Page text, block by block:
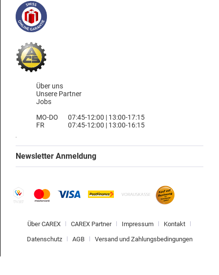
Über uns
Unsere Partner
Jobs
MO-DO
FR
07:45-12:00 | 13:00-17:15
07:45-12:00 | 13:00-16:15
Newsletter Anmeldung
Über CAREX CAREX Partner Impressum Kontakt
Datenschutz AGB Versand und Zahlungsbedingungen